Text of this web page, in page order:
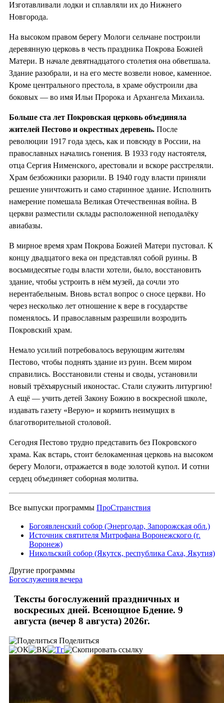
Изготавливали лодки и сплавляли их до Нижнего
Новгорода.
На высоком правом берегу Мологи сельчане построили
деревянную церковь в честь праздника Покрова Божией
Матери. В начале девятнадцатого столетия она обветшала.
Здание разобрали, и на его месте возвели новое, каменное.
Кроме центрального престола, в храме обустроили два
боковых — во имя Ильи Пророка и Архангела Михаила.
Больше ста лет Покровская церковь объединяла
жителей Пестово и окрестных деревень. После
революции 1917 года здесь, как и повсюду в России, на
православных начались гонения. В 1933 году настоятеля,
отца Сергия Нименского, арестовали и вскоре расстреляли.
Храм безбожники разорили. В 1940 году власти приняли
решение уничтожить и само старинное здание. Исполнить
намерение помешала Великая Отечественная война. В
церкви разместили склады расположенной неподалёку
авиабазы.
В мирное время храм Покрова Божией Матери пустовал. К
концу двадцатого века он представлял собой руины. В
восьмидесятые годы власти хотели, было, восстановить
здание, чтобы устроить в нём музей, да сочли это
нерентабельным. Вновь встал вопрос о сносе церкви. Но
через несколько лет отношение к вере в государстве
поменялось. И православным разрешили возродить
Покровский храм.
Немало усилий потребовалось верующим жителям
Пестово, чтобы поднять здание из руин. Всем миром
справились. Восстановили стены и своды, установили
новый трёхъярусный иконостас. Стали служить литургию!
А ещё — учить детей Закону Божию в воскресной школе,
издавать газету «Верую» и кормить неимущих в
благотворительной столовой.
Сегодня Пестово трудно представить без Покровского
храма. Как встарь, стоит белокаменная церковь на высоком
берегу Мологи, отражается в воде золотой купол. И сотни
сердец объединяет соборная молитва.
Все выпуски программы ПроСтранствия
Богоявленский собор (Энергодар, Запорожская обл.)
Источник святителя Митрофана Воронежского (г.
Воронеж)
Никольский собор (Якутск, республика Саха, Якутия)
Другие программы
Богослужения вечера
Тексты богослужений праздничных и
воскресных дней. Всенощное Бдение. 9
августа (вечер 8 августа) 2026г.
Поделиться